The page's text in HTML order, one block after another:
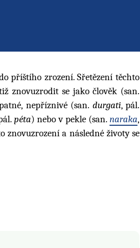
příštího zrození. Sřetězení těchto
znovuzrodit se jako člověk (san.
nepříznivé (san. durgati, pál.
péta) nebo v pekle (san. naraka,
znovuzrození a následné životy se